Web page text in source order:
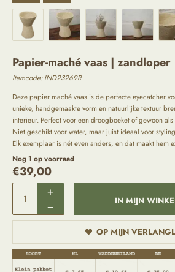
Papier-maché vaas | zandloper
Itemcode: IND23269R
Deze papier maché vaas is de perfecte eyecatcher
unieke, handgemaakte vorm en natuurlijke textuur
interieur. Perfect voor een droogboeket of gewoon
Niet geschikt voor water, maar juist ideaal voor
Elk exemplaar is nét even anders, en dat maakt hem
Nog 1 op voorraad
€39,00
IN MIJN
OP MIJN